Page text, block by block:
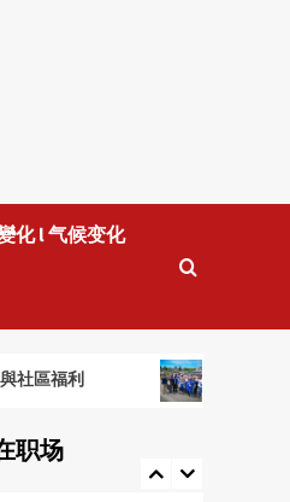
化 l 气候变化
利 維多利亞 Uber
职场